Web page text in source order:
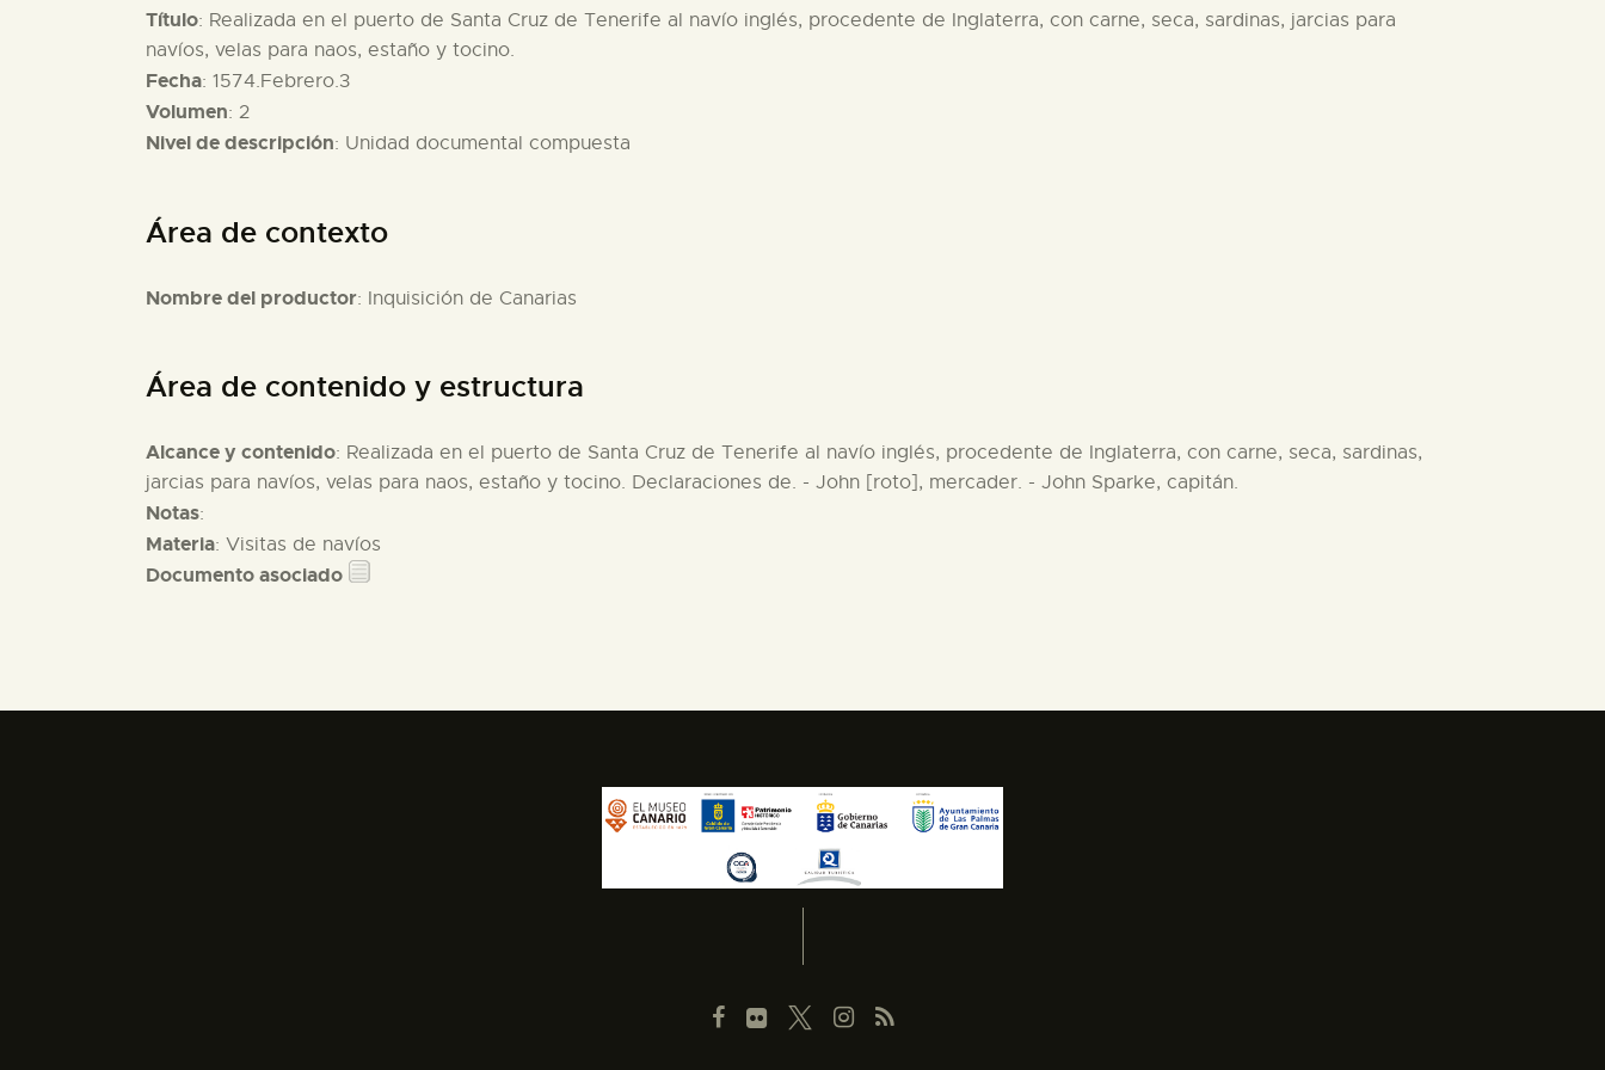
Título: Realizada en el puerto de Santa Cruz de Tenerife al navío inglés, procedente de Inglaterra, con carne, seca, sardinas, jarcias para
navíos, velas para naos, estaño y tocino.
Fecha: 1574.Febrero.3
Volumen: 2
Nivel de descripción: Unidad documental compuesta
Área de contexto
Nombre del productor: Inquisición de Canarias
Área de contenido y estructura
Alcance y contenido: Realizada en el puerto de Santa Cruz de Tenerife al navío inglés, procedente de Inglaterra, con carne, seca, sardinas,
jarcias para navíos, velas para naos, estaño y tocino. Declaraciones de. - John [roto], mercader. - John Sparke, capitán.
Notas:
Materia: Visitas de navíos
Documento asociado